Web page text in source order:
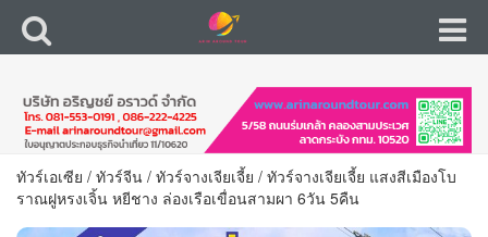
ทัวร์เอเซีย / ทัวร์จีน / ทัวร์จางเจียเจี้ย / ทัวร์จางเจียเจี้ย แสงสีเมืองโบ
ราณฝูหรงเจิ้น หยีชาง ล่องเรือเขื่อนสามผา 6วัน 5คืน